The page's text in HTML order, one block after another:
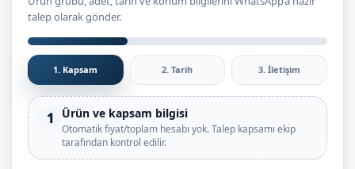
talep olarak gönder.
1. Kapsam 2. Tarih 3. İletişim
1 Ürün ve kapsam bilgisi
Otomatik fiyat/toplam hesabı yok. Talep kapsamı ekip
tarafından kontrol edilir.